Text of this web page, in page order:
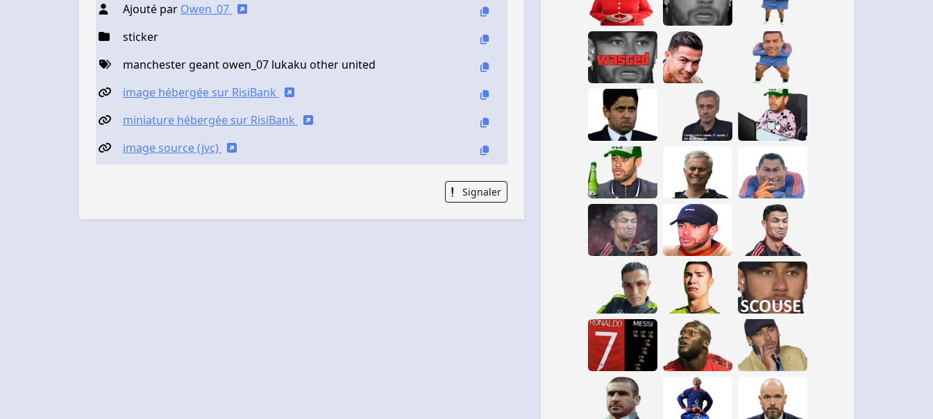
Ajouté par Owen_07
sticker
manchester geant owen_07 lukaku other united
image hébergée sur RisiBank
miniature hébergée sur RisiBank
image source (jvc)
Signaler